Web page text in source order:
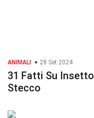
ANIMALI 28 Set 2024
31 Fatti Su Insetto
Stecco